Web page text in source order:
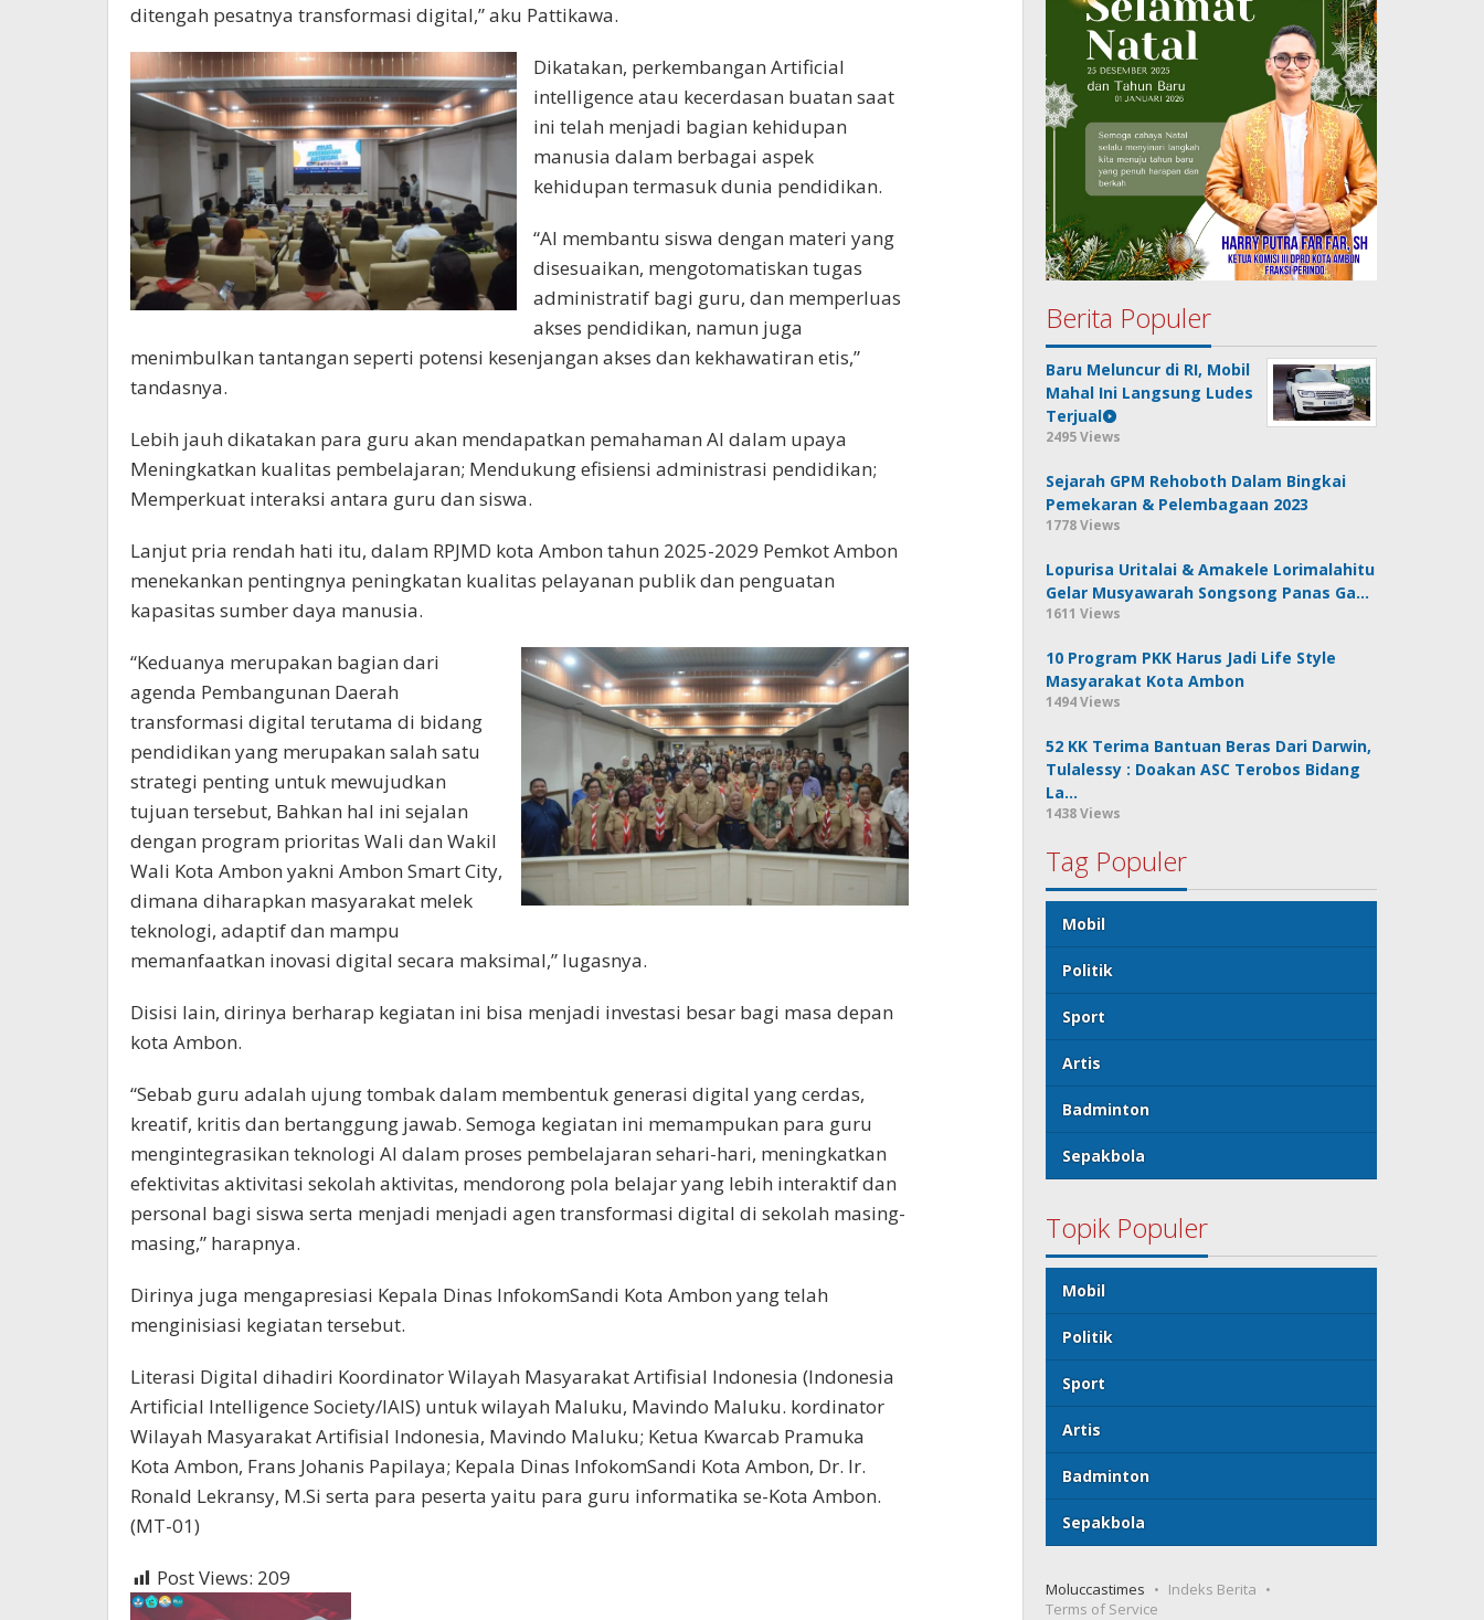
ditengah pesatnya transformasi digital,” aku Pattikawa.
Dikatakan, perkembangan Artificial
intelligence atau kecerdasan buatan saat
ini telah menjadi bagian kehidupan
manusia dalam berbagai aspek
kehidupan termasuk dunia pendidikan.
“AI membantu siswa dengan materi yang
disesuaikan, mengotomatiskan tugas
administratif bagi guru, dan memperluas
akses pendidikan, namun juga
menimbulkan tantangan seperti potensi kesenjangan akses dan kekhawatiran etis,”
tandasnya.
Lebih jauh dikatakan para guru akan mendapatkan pemahaman AI dalam upaya
Meningkatkan kualitas pembelajaran; Mendukung efisiensi administrasi pendidikan;
Memperkuat interaksi antara guru dan siswa.
Lanjut pria rendah hati itu, dalam RPJMD kota Ambon tahun 2025-2029 Pemkot Ambon
menekankan pentingnya peningkatan kualitas pelayanan publik dan penguatan
kapasitas sumber daya manusia.
“Keduanya merupakan bagian dari
agenda Pembangunan Daerah
transformasi digital terutama di bidang
pendidikan yang merupakan salah satu
strategi penting untuk mewujudkan
tujuan tersebut, Bahkan hal ini sejalan
dengan program prioritas Wali dan Wakil
Wali Kota Ambon yakni Ambon Smart City,
dimana diharapkan masyarakat melek
teknologi, adaptif dan mampu
memanfaatkan inovasi digital secara maksimal,” lugasnya.
Disisi lain, dirinya berharap kegiatan ini bisa menjadi investasi besar bagi masa depan
kota Ambon.
“Sebab guru adalah ujung tombak dalam membentuk generasi digital yang cerdas,
kreatif, kritis dan bertanggung jawab. Semoga kegiatan ini memampukan para guru
mengintegrasikan teknologi AI dalam proses pembelajaran sehari-hari, meningkatkan
efektivitas aktivitasi sekolah aktivitas, mendorong pola belajar yang lebih interaktif dan
personal bagi siswa serta menjadi menjadi agen transformasi digital di sekolah masing-
masing,” harapnya.
Dirinya juga mengapresiasi Kepala Dinas InfokomSandi Kota Ambon yang telah
menginisiasi kegiatan tersebut.
Literasi Digital dihadiri Koordinator Wilayah Masyarakat Artifisial Indonesia (Indonesia
Artificial Intelligence Society/IAIS) untuk wilayah Maluku, Mavindo Maluku. kordinator
Wilayah Masyarakat Artifisial Indonesia, Mavindo Maluku; Ketua Kwarcab Pramuka
Kota Ambon, Frans Johanis Papilaya; Kepala Dinas InfokomSandi Kota Ambon, Dr. Ir.
Ronald Lekransy, M.Si serta para peserta yaitu para guru informatika se-Kota Ambon.
(MT-01)
Post Views: 209
Berita Populer
Baru Meluncur di RI, Mobil
Mahal Ini Langsung Ludes
Terjual
2495 Views
Sejarah GPM Rehoboth Dalam Bingkai
Pemekaran & Pelembagaan 2023
1778 Views
Lopurisa Uritalai & Amakele Lorimalahitu
Gelar Musyawarah Songsong Panas Ga…
1611 Views
10 Program PKK Harus Jadi Life Style
Masyarakat Kota Ambon
1494 Views
52 KK Terima Bantuan Beras Dari Darwin,
Tulalessy : Doakan ASC Terobos Bidang
La…
1438 Views
Tag Populer
Mobil
Politik
Sport
Artis
Badminton
Sepakbola
Topik Populer
Mobil
Politik
Sport
Artis
Badminton
Sepakbola
Moluccastimes
Indeks Berita
Terms of Service